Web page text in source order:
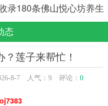
录180条佛山悦心坊养生
态
？莲子来帮忙！
8-7 人气： 9评论： 0